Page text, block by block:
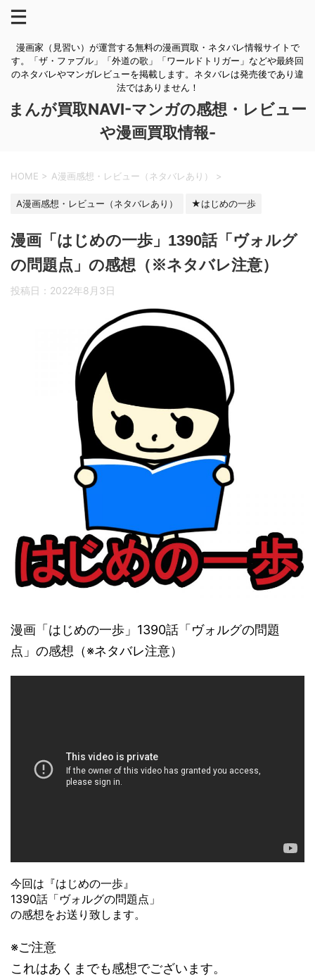
漫画家（見習い）が運営する無料の漫画買取・ネタバレ情報サイトで
す。「ザ・ファブル」「外道の歌」「ワールドトリガー」などや最終回
のネタバレやマンガレビューを掲載します。ネタバレは発売後であり違
法ではありません！
まんが買取NAVI-マンガの感想・レビュー
や漫画買取情報-
HOME > A漫画感想・レビュー（ネタバレあり） >
A漫画感想・レビュー（ネタバレあり） ★はじめの一歩
漫画「はじめの一歩」1390話「ヴォルグ
の問題点」の感想（※ネタバレ注意）
投稿日： 2022年8月3日
漫画「はじめの一歩」1390話「ヴォルグの問題
点」の感想（※ネタバレ注意）
今回は『はじめの一歩』
1390話「ヴォルグの問題点」
の感想をお送り致します。
※ご注意
これはあくまでも感想でございます。